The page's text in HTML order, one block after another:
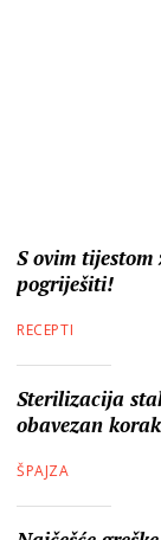
S ovim tijestom
pogriješiti!
RECEPTI
Sterilizacija
obavezan
ŠPAJZA